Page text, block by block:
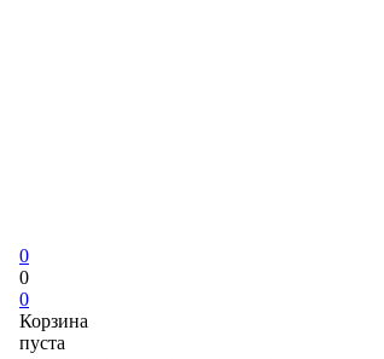
0
0
0
Корзина
пуста